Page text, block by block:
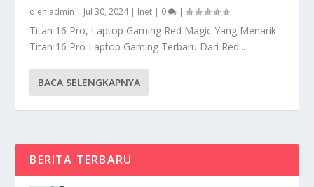
oleh admin | Jul 30, 2024| Inet | 0 |
Titan 16 Pro, Laptop Gaming Red Magic Yang Menarik
Titan 16 Pro Laptop Gaming Terbaru Dari Red...
BACA SELENGKAPNYA
BERITA TERBARU